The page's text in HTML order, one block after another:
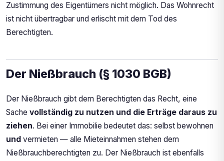
Zustimmung des Eigentümers nicht möglich. Das Wohnrecht
ist nicht übertragbar und erlischt mit dem Tod des
Berechtigten.
Der Nießbrauch (§ 1030 BGB)
Der Nießbrauch gibt dem Berechtigten das Recht, eine
Sache vollständig zu nutzen und die Erträge daraus zu
ziehen. Bei einer Immobilie bedeutet das: selbst bewohnen
und vermieten — alle Mieteinnahmen stehen dem
Nießbrauchberechtigten zu. Der Nießbrauch ist ebenfalls